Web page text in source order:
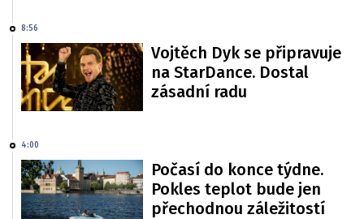
8:56
Vojtěch Dyk se připravuje
na StarDance. Dostal
zásadní radu
4:00
Počasí do konce týdne.
Pokles teplot bude jen
přechodnou záležitostí